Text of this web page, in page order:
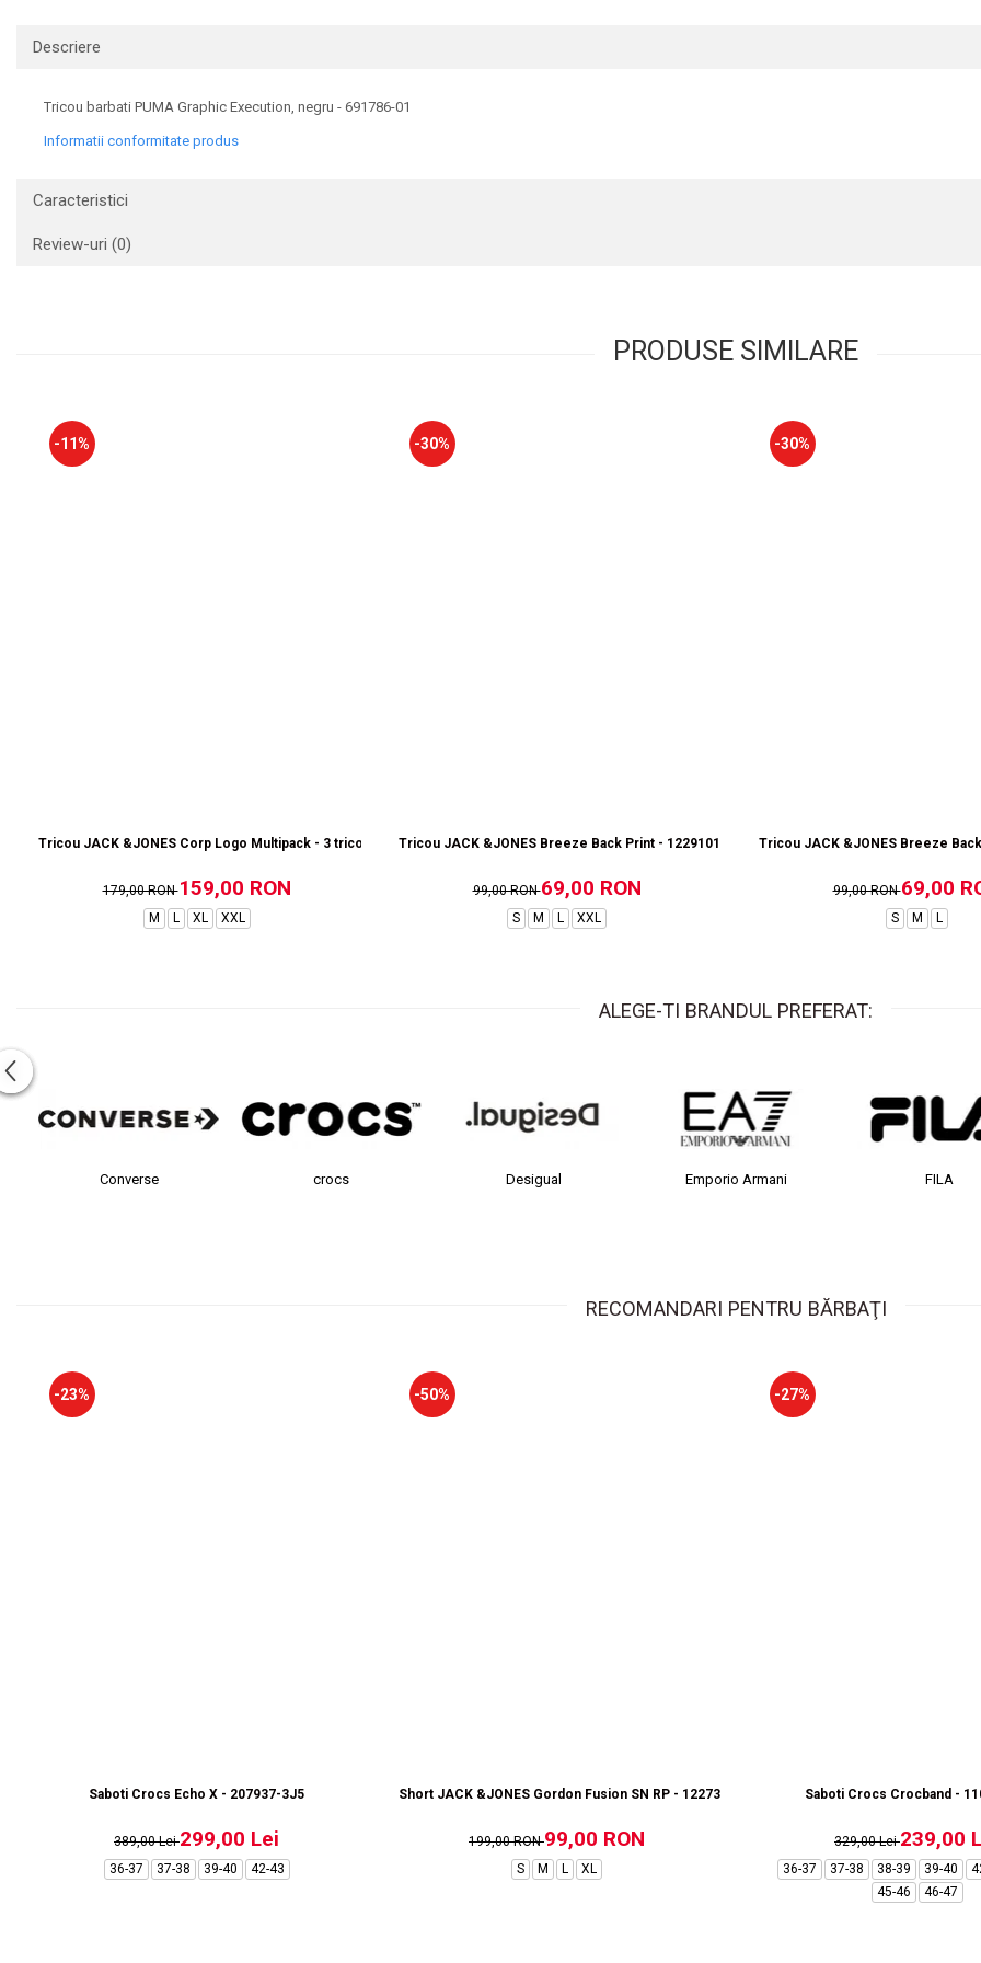
Descriere
Tricou barbati PUMA Graphic Execution, negru - 691786-01
Informatii conformitate produs
Caracteristici
Review-uri (0)
PRODUSE SIMILARE
-11%
Tricou JACK &JONES Corp Logo Multipack - 3 tricouri - 12191330-White
179,00 RON159,00 RON
M L XL XXL
-30%
Tricou JACK &JONES Breeze Back Print - 12291019-Poseidon
99,00 RON69,00 RON
S M L XXL
-30%
Tricou JACK &JONES Breeze
99,00 RON69,00
S M L
ALEGE-TI BRANDUL PREFERAT:
Converse crocs Desigual Emporio Armani FILA
RECOMANDARI PENTRU BĂRBAŢI
-23%
Saboti Crocs Echo X - 207937-3J5
389,00 Lei299,00 Lei
36-37 37-38 39-40 42-43
-50%
Short JACK &JONES Gordon Fusion SN RP - 12273304-Black RP
199,00 RON99,00 RON
S M L XL
-27%
Saboti Crocs Crocband -
329,00 Lei239,00
36-37 37-38 38-39 39-40
45-46
46-47